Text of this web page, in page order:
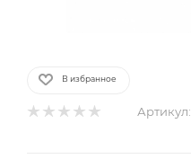
В избранное
Артикул: